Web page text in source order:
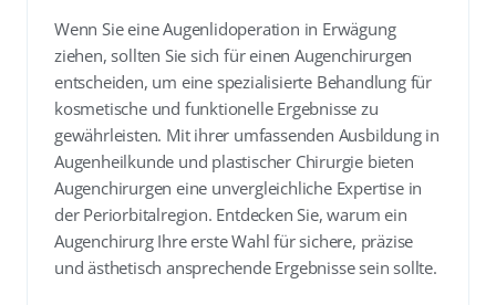
Wenn Sie eine Augenlidoperation in Erwägung
ziehen, sollten Sie sich für einen Augenchirurgen
entscheiden, um eine spezialisierte Behandlung für
kosmetische und funktionelle Ergebnisse zu
gewährleisten. Mit ihrer umfassenden Ausbildung in
Augenheilkunde und plastischer Chirurgie bieten
Augenchirurgen eine unvergleichliche Expertise in
der Periorbitalregion. Entdecken Sie, warum ein
Augenchirurg Ihre erste Wahl für sichere, präzise
und ästhetisch ansprechende Ergebnisse sein sollte.